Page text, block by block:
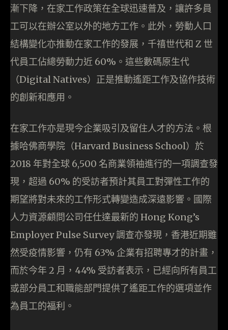
漸下降，在家工作政策在全球迅速普及，讓許多員
工可以在辦公室以外的地方工作。此外，勞動人口
結構變化亦推動在家工作的發展，千禧世代和 Z 世
代員工佔總勞動力近 60%。這些數碼原生代
（Digital Natives）正是推動遙距工作及協作技術
的創新和應用。
在家工作亦是現今企業吸引及留住人才的方法。根
據哈佛商學院（Harvard Business School）於
2018 年對全球 6,500 名商業領袖進行的一項調查發
現，超過 60% 的受訪者預計其員工對彈性工作的
期望將對未來的工作形式轉變造成深遠影響。國際
人力資源顧問公司任仕達最新的 Hong Kong’s
Employer Pulse Survey 調查亦發現，香港近期雖
然受疫情影響，仍有 63% 企業有招聘專才的計畫，
而於今年 2 月，44% 受訪者表示，已經向所有員工
或部分員工和職能部門提供了遙距工作的選項並作
為員工的福利。